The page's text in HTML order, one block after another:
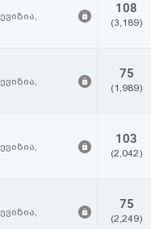
108
(3,189)
75
(1,989)
103
(2,042)
75
(2,249)